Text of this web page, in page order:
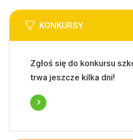
KONKURSY
Zgłoś się do konkursu
trwa jeszcze kilka dni!